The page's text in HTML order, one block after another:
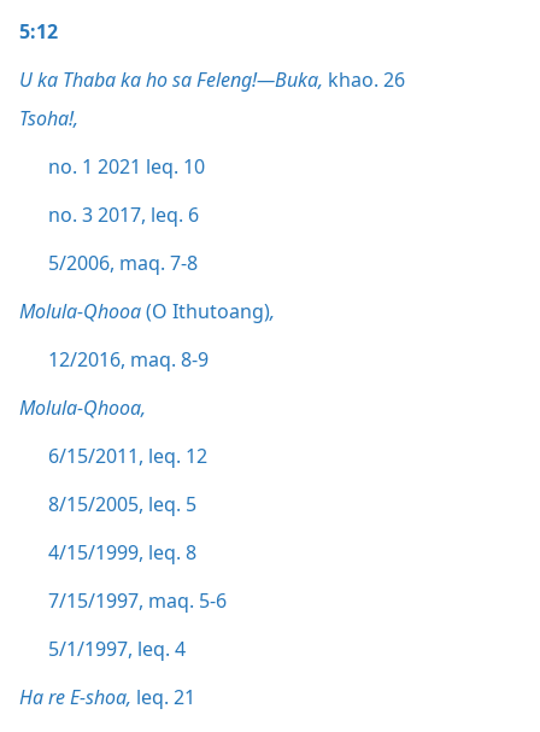
5:12
U ka Thaba ka ho sa Feleng!—Buka, khao. 26
Tsoha!,
no. 1 2021 leq. 10
no. 3 2017, leq. 6
5/2006, maq. 7-8
Molula-Qhooa(O Ithutoang),
12/2016, maq. 8-9
Molula-Qhooa,
6/15/2011, leq. 12
8/15/2005, leq. 5
4/15/1999, leq. 8
7/15/1997, maq. 5-6
5/1/1997, leq. 4
Ha re E-shoa, leq. 21